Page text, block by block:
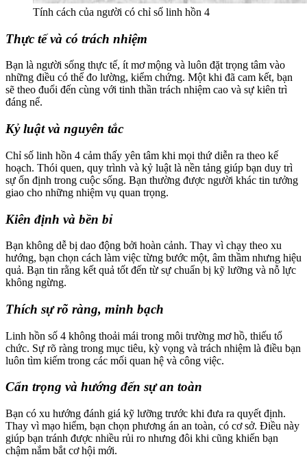
Tính cách của người có chỉ số linh hồn 4
Thực tế và có trách nhiệm
Bạn là người sống thực tế, ít mơ mộng và luôn đặt trọng tâm vào
những điều có thể đo lường, kiểm chứng. Một khi đã cam kết, bạn
sẽ theo đuổi đến cùng với tinh thần trách nhiệm cao và sự kiên trì
đáng nể.
Kỷ luật và nguyên tắc
Chỉ số linh hồn 4 cảm thấy yên tâm khi mọi thứ diễn ra theo kế
hoạch. Thói quen, quy trình và kỷ luật là nền tảng giúp bạn duy trì
sự ổn định trong cuộc sống. Bạn thường được người khác tin tưởng
giao cho những nhiệm vụ quan trọng.
Kiên định và bền bỉ
Bạn không dễ bị dao động bởi hoàn cảnh. Thay vì chạy theo xu
hướng, bạn chọn cách làm việc từng bước một, âm thầm nhưng hiệu
quả. Bạn tin rằng kết quả tốt đến từ sự chuẩn bị kỹ lưỡng và nỗ lực
không ngừng.
Thích sự rõ ràng, minh bạch
Linh hồn số 4 không thoải mái trong môi trường mơ hồ, thiếu tổ
chức. Sự rõ ràng trong mục tiêu, kỳ vọng và trách nhiệm là điều bạn
luôn tìm kiếm trong các mối quan hệ và công việc.
Cẩn trọng và hướng đến sự an toàn
Bạn có xu hướng đánh giá kỹ lưỡng trước khi đưa ra quyết định.
Thay vì mạo hiểm, bạn chọn phương án an toàn, có cơ sở. Điều này
giúp bạn tránh được nhiều rủi ro nhưng đôi khi cũng khiến bạn
chậm nắm bắt cơ hội mới.